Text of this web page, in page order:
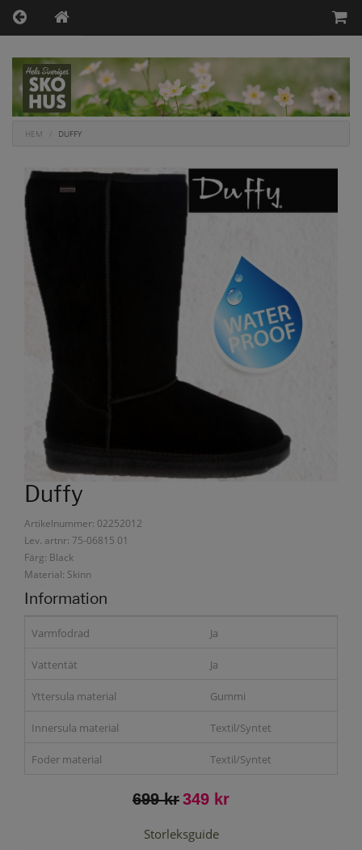
HEM DUFFY
Duffy
Artikelnummer: 02252012
Lev. artnr: 75-06815 01
Färg: Black
Material: Skinn
Information
Varmfodrad Ja
Vattentät Ja
Yttersula material Gummi
Innersula material Textil/Syntet
Foder material Textil/Syntet
699 kr349 kr
Storleksguide